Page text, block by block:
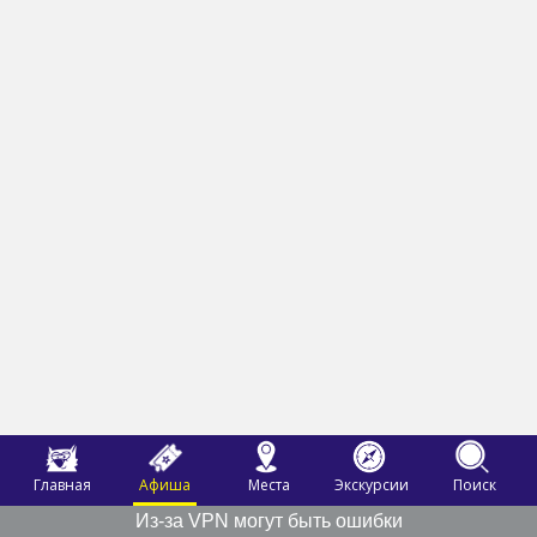
Главная Афиша Места Экскурсии
Поиск
Из-за VPN могут быть ошибки